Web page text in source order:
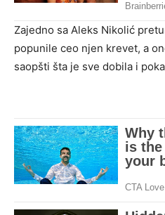
Zajedno sa Aleks Nikolić
popunile ceo njen krevet, a
saopšti šta je sve dobila i